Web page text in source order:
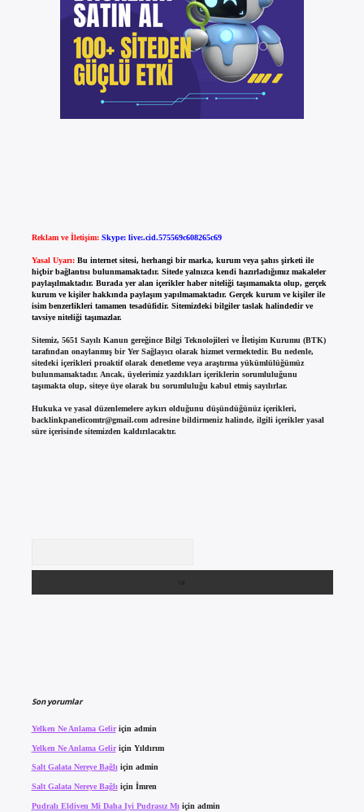
Reklam ve İletişim: Skype: live:.cid.575569c608265c69
Yasal Uyarı: Bu internet sitesi, herhangi bir marka, kurum veya şahıs şirketi ile
hiçbir bağlantısı bulunmamaktadır. Sitede yalnızca kendi hazırladığımız makaleler
paylaşılmaktadır. Burada yer alan içerikler haber niteliği taşımamakta olup, gerçek
kurum ve kişiler hakkında paylaşım yapılmamaktadır. Gerçek kurum ve kişiler ile
isim benzerlikleri tamamen tesadüfidir. Sitemizdeki bilgiler taslak halindedir ve
tavsiye niteliği taşımazlar.
Sitemiz, 5651 Sayılı Kanun gereğince Bilgi Teknolojileri ve İletişim Kurumu (BTK)
tarafından onaylanmış bir Yer Sağlayıcı olarak hizmet vermektedir. Bu nedenle,
sitedeki içerikleri proaktif olarak denetleme veya araştırma yükümlülüğümüz
bulunmamaktadır. Ancak, üyelerimiz yazdıkları içeriklerin sorumluluğunu
taşımakta olup, siteye üye olarak bu sorumluluğu kabul etmiş sayılırlar.
Hukuka ve yasal düzenlemelere aykırı olduğunu düşündüğünüz içerikleri,
backlinkpanelicomtr@gmail.comadresine bildirmeniz halinde, ilgili içerikler yasal
süre içerisinde sitemizden kaldırılacaktır.
Son yorumlar
Yelken Ne Anlama Geliriçin admin
Yelken Ne Anlama Geliriçin Yıldırım
Salt Galata Nereye Bağlıiçin admin
Salt Galata Nereye Bağlı için İmren
Pudralı Eldiven Mi Daha Iyi Pudrasız Mı için admin